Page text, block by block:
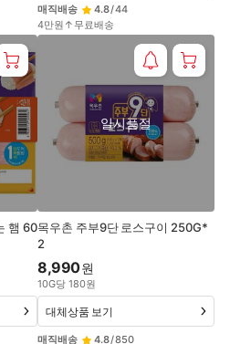
매직배송 4.8/44
4만원↑무료배송
햄 60목우촌 주부9단 로스구이 250G*
2
일시품절
8,990원
10G당 180원
매직배송 4.8/850
대체상품 보기